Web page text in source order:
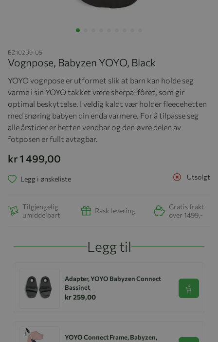
BZ10209-05
Vognpose, Babyzen YOYO, Black
YOYO vognpose er utformet slik at barn kan holde seg
varme i sin YOYO takket være sherpa-fôret, som gir
optimal beskyttelse. I veldig kaldt vær holder fleecehetten
med snøring babyen din enda varmere. For å tilpasse seg
alle årstider er hetten vendbar og den øvre delen av
fotposen er fullt avtagbar.
kr 1 499,00
Utsolgt
Legg i ønskeliste
Tilgjengelig
umiddelbart
Rask levering
Gratis frakt
over 1499,-
Legg til
Adapter, YOYO Babyzen Connect
Bassinet
kr 259,00
Se
YOYO Connect Frame, Babyzen,